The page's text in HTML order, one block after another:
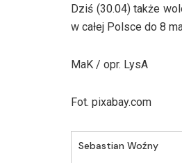
Dziś (30.04) także
w całej Polsce do 8
MaK / opr. LysA
Fot. pixabay.com
Sebastian Woźny